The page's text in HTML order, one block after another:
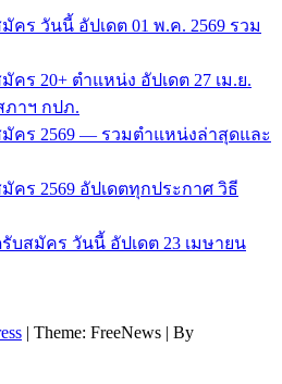
คร วันนี้ อัปเดต 01 พ.ค. 2569 รวม
คร 20+ ตำแหน่ง อัปเดต 27 เม.ย.
ภาฯ กปภ.
มัคร 2569 — รวมตำแหน่งล่าสุดและ
คร 2569 อัปเดตทุกประกาศ วิธี
บสมัคร วันนี้ อัปเดต 23 เมษายน
| Theme: FreeNews | By